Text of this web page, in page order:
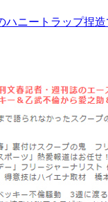
ハニートラップ捏